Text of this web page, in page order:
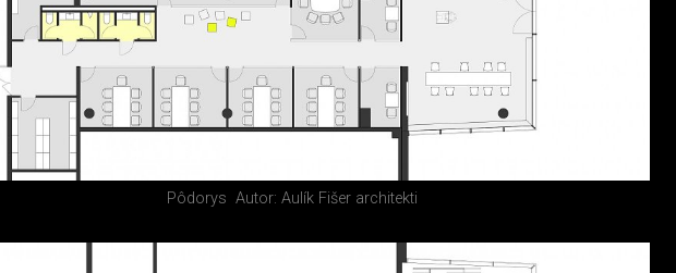
Pôdorys Autor: Aulík Fišer architekti